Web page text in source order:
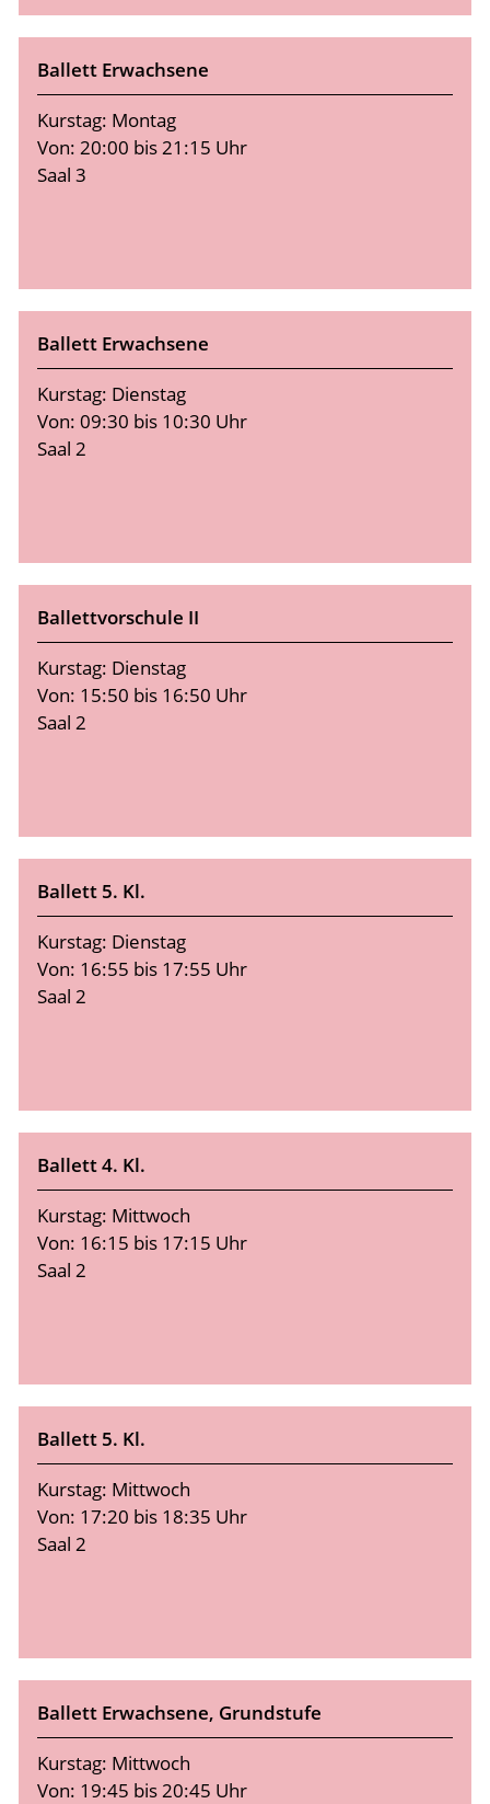
Ballett Erwachsene
Kurstag: Montag
Von: 20:00 bis 21:15 Uhr
Saal 3
Ballett Erwachsene
Kurstag: Dienstag
Von: 09:30 bis 10:30 Uhr
Saal 2
Ballettvorschule II
Kurstag: Dienstag
Von: 15:50 bis 16:50 Uhr
Saal 2
Ballett 5. Kl.
Kurstag: Dienstag
Von: 16:55 bis 17:55 Uhr
Saal 2
Ballett 4. Kl.
Kurstag: Mittwoch
Von: 16:15 bis 17:15 Uhr
Saal 2
Ballett 5. Kl.
Kurstag: Mittwoch
Von: 17:20 bis 18:35 Uhr
Saal 2
Ballett Erwachsene, Grundstufe
Kurstag: Mittwoch
Von: 19:45 bis 20:45 Uhr